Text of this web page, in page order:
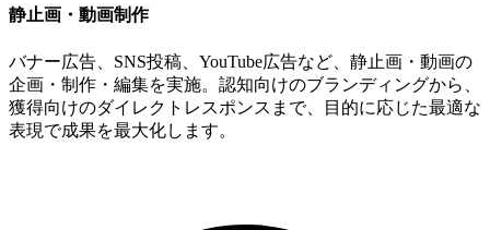
静止画・動画制作
バナー広告、SNS投稿、YouTube広告など、静止画・動画の
企画・制作・編集を実施。認知向けのブランディングから、
獲得向けのダイレクトレスポンスまで、目的に応じた最適な
表現で成果を最大化します。